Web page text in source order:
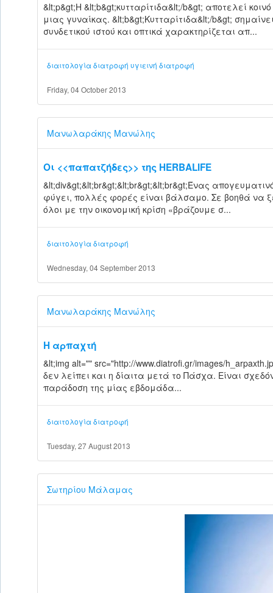
&lt;p&gt;Η &lt;b&gt;κυτταρίτιδα&lt;/b&gt; αποτελεί
μιας γυναίκας. &lt;b&gt;Κυτταρίτιδα&lt;/b&gt;
συνδετικού ιστού και οπτικά χαρακτηρίζεται απ...
διαιτολογίαδιατροφή υγιεινή διατροφή
Friday, 04 October 2013
Μανωλαράκης Μανώλης
Οι <<παπατζήδες>> της HERBALIFE
&lt;div&gt;&lt;br&gt;&lt;br&gt;&lt;br&gt;Ένας
φύγει, πολλές φορές είναι βάλσαμο. Σε βοηθά να
όλοι με την οικονομική κρίση «βράζουμε σ...
διαιτολογίαδιατροφή
Wednesday, 04 September 2013
Μανωλαράκης Μανώλης
Η αρπαχτή
&lt;img alt="" src="http://www.diatrofi.gr/images/
δεν λείπει και η δίαιτα μετά το Πάσχα. Είναι
παράδοση της μίας εβδομάδα...
διαιτολογίαδιατροφή
Tuesday, 27 August 2013
Σωτηρίου Μάλαμας